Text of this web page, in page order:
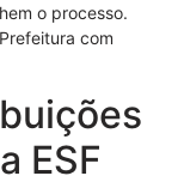
o processo.
com
ESF